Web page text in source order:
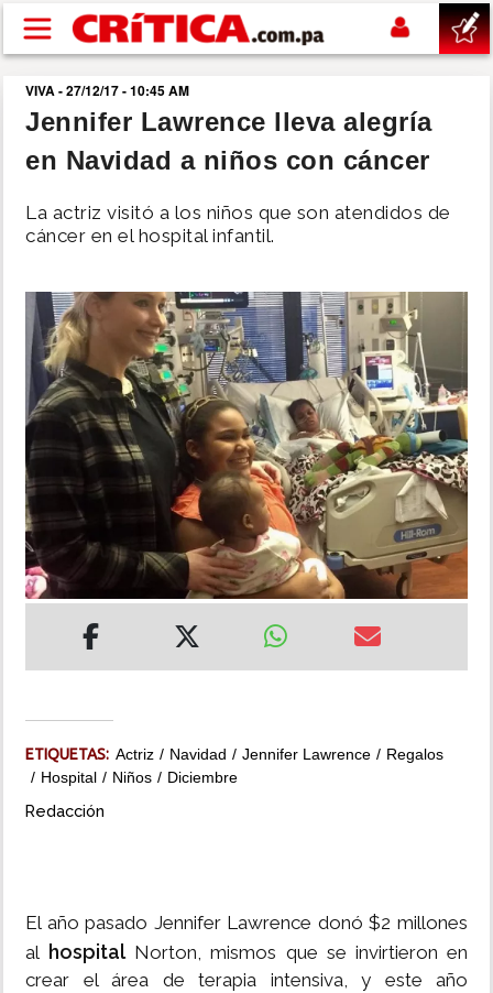
Pasar al contenido principal
buscar
SUCESOS
NACIONAL
SHOW
DEPORTES
MUNDO
INSÓLITAS
MULTIMEDIA
VIVA - 27/12/17 - 10:45 AM
Jennifer Lawrence lleva alegría
en Navidad a niños con cáncer
La actriz visitó a los niños que son atendidos de
cáncer en el hospital infantil.
ETIQUETAS: Actriz Navidad Jennifer Lawrence
Regalos
Hospital
Niños Diciembre
Redacción
El año pasado Jennifer Lawrence donó $2 millones
al hospitalNorton, mismos que se invirtieron en
crear el área de terapia intensiva, y este año